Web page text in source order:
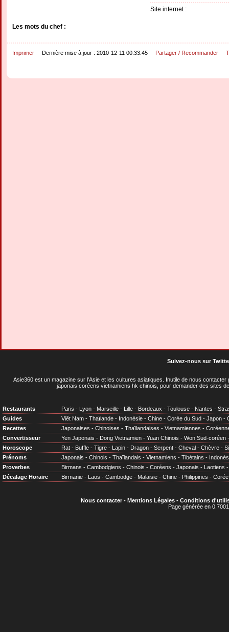
Site internet :
Les mots du chef :
Imprimer Dernière mise à jour : 2010-12-11 00:33:45 Partager / Recommander
Suivez-nous sur
Asie360 est un magazine sur l'Asie et les cultures asiatiques . Inutile de nous
japonais coréens vietnamiens hk chinois, pour demander des sites
Restaurants Paris - Lyon - Marseille - Lille - Bordeaux - Toulouse - Nantes -
Guides
Viêt Nam - Thaïlande - Indonésie - Chine - Corée du Sud - Japon -
Recettes
Japonaises - Chinoises - Thaïlandaises - Vietnamiennes -
Convertisseur
Yen Japonais - Dong Vietnamien - Yuan Chinois - Won Sud-coréen
Horoscope
Rat - Buffle - Tigre - Lapin - Dragon - Serpent - Cheval - Chèvre -
Prénoms
Japonais - Chinois - Thaïlandais - Vietnamiens - Tibétains -
Proverbes
Birmans - Cambodgiens - Chinois - Coréens - Japonais - Laotiens
Décalage Horaire
Birmanie - Laos - Cambodge - Malaisie - Chine - Philippines - Corée
Nous contacter- Mentions Légales- Conditions
Page générée en